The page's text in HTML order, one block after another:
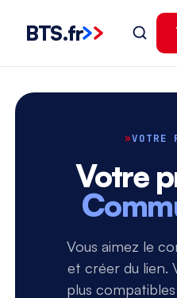
BTS.fr
»VOTRE
Votre
Vous aimez le
et créer du lien.
plus